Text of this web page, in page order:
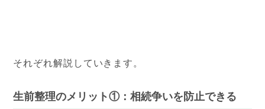
それぞれ解説していきます。
生前整理のメリット①：相続争いを防止できる